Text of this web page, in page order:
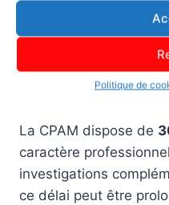
Politique de
les lésions. Ce
L’instruction
La CPAM dispose de
caractère
investigations
ce délai peut être